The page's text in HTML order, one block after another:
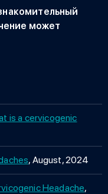
может
is a cervicogenic
, August, 2024
Headache,